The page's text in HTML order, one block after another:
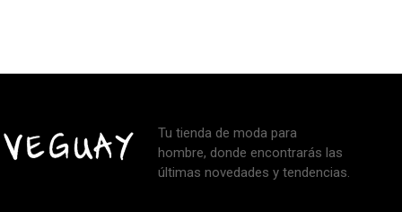
Tu tienda de moda para
hombre, donde encontrarás las
últimas novedades y tendencias.